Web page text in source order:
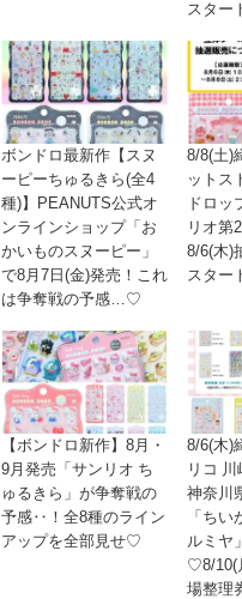
スター
ボンドロ最新作【スヌ
ーピーちゅるきら(全4
種)】PEANUTS公式オ
ンラインショップ「お
かいものスヌーピー」
で8月7日(金)発売！これ
は争奪戦の予感…♡
8/8(土)
ットス
ドロッ
リオ第
8/6(木)
スター
【ボンドロ新作】8月・
9月発売「サンリオ ち
ゅるきら」が争奪戦の
予感‥！全8種のライン
アップを全部見せ♡
8/6(木)
リコ 川
神奈川
「ちい
ルミヤ
♡8/10(
場整理